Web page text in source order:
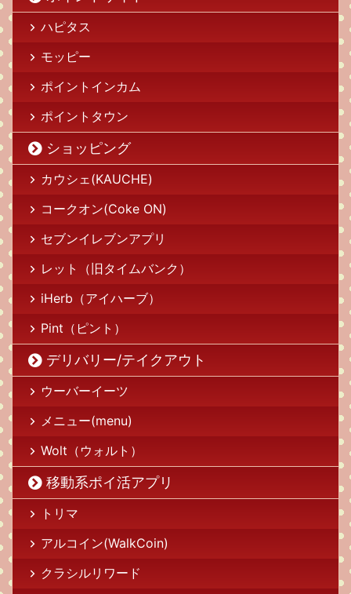
ハピタス
モッピー
ポイントインカム
ポイントタウン
ショッピング
カウシェ(KAUCHE)
コークオン(Coke ON)
セブンイレブンアプリ
レット（旧タイムバンク）
iHerb（アイハーブ）
Pint（ピント）
デリバリー/テイクアウト
ウーバーイーツ
メニュー(menu)
Wolt（ウォルト）
移動系ポイ活アプリ
トリマ
アルコイン(WalkCoin)
クラシルリワード